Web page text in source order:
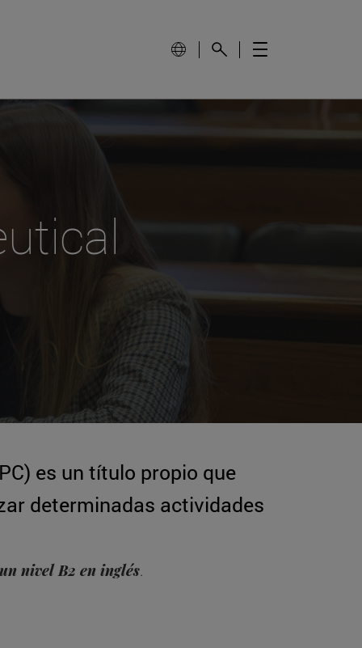
es un título propio que
determinadas actividades
un nivel B2 en inglés.